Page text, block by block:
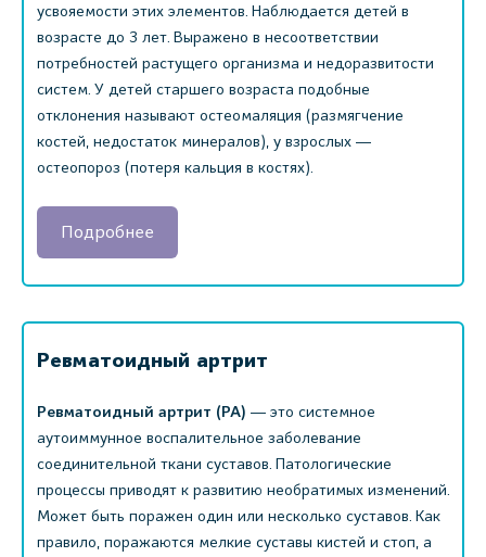
усвояемости этих элементов. Наблюдается детей в
возрасте до 3 лет. Выражено в несоответствии
потребностей растущего организма и недоразвитости
систем. У детей старшего возраста подобные
отклонения называют остеомаляция (размягчение
костей, недостаток минералов), у взрослых ―
остеопороз (потеря кальция в костях).
Подробнее
Ревматоидный артрит
Ревматоидный артрит (РА) ― это системное
аутоиммунное воспалительное заболевание
соединительной ткани суставов. Патологические
процессы приводят к развитию необратимых изменений.
Может быть поражен один или несколько суставов. Как
правило, поражаются мелкие суставы кистей и стоп, а